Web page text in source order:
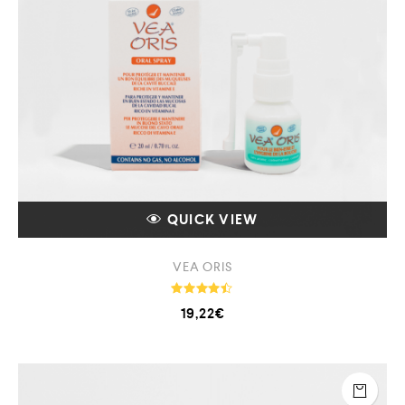
QUICK VIEW
VEA ORIS
4.33
19,22€